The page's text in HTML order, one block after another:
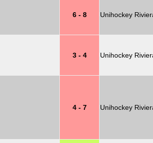
6 - 8 Unihockey
3 - 4 Unihockey
4 - 7 Unihockey